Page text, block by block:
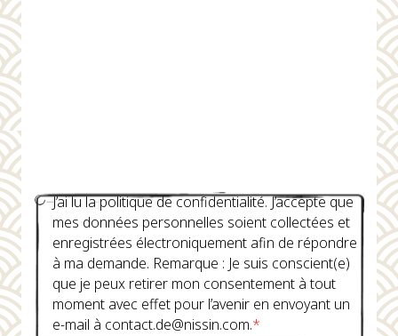
J’ai lu la politique de confidentialité. J’accepte que
mes données personnelles soient collectées et
enregistrées électroniquement afin de répondre
à ma demande. Remarque : Je suis conscient(e)
que je peux retirer mon consentement à tout
moment avec effet pour l’avenir en envoyant un
e-mail à contact.de@nissin.com.*